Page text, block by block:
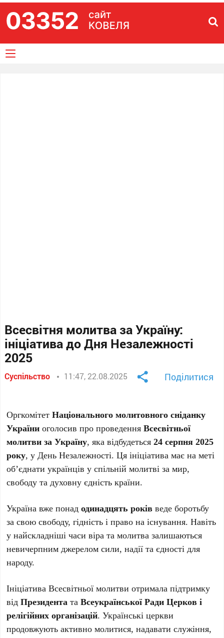
Всесвітня молитва за Україну:
ініціатива до Дня Незалежності
2025
Суспільство 11:47, 22.08.2025 Поділитися
ОргкомітетНаціонального молитовного сніданку
України оголосив про проведенняВсесвітньої
молитви за Україну, яка відбудеться24 серпня 2025
року, у День Незалежності. Ця ініціатива має на меті
об’єднати українців у спільній молитві за мир,
свободу та духовну єдність країни.
Україна вже понадодинадцять років веде боротьбу
за свою свободу, гідність і право на існування. Навіть
у найскладніші часи віра та молитва залишаються
невичерпним джерелом сили, надії та єдності для
народу.
Ініціатива Всесвітньої молитви отримала підтримку
відПрезидента таВсеукраїнської Ради Церков і
релігійних організацій. Українські церкви
продовжують активно молитися, надавати служіння,